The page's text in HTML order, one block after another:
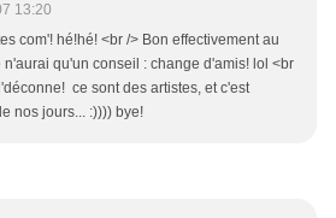
13:20
com'! hé!hé! <br /> Bon effectivement au
n'aurai qu'un conseil : change d'amis! lol <br
ce sont des artistes, et c'est
nos jours... :)))) bye!